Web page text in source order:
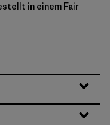
in einem Fair